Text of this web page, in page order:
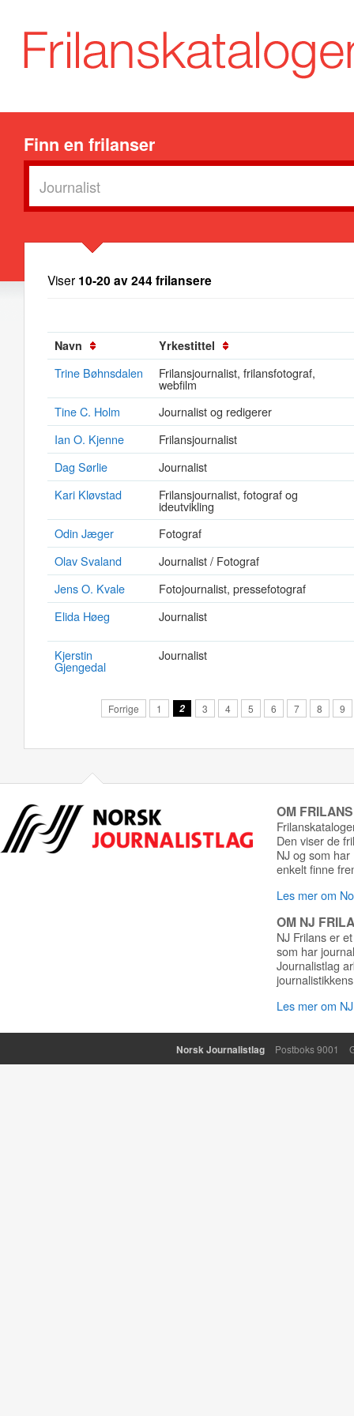
Finn en frilanser
Viser 10-20 av 244 frilansere
Navn Yrkestittel
Trine Bøhnsdalen Frilansjournalist, frilansfotograf,
webfilm
Tine C. Holm
Journalist og redigerer
Ian O. Kjenne
Frilansjournalist
Dag Sørlie
Journalist
Kari Kløvstad
Frilansjournalist, fotograf og
ideutvikling
Odin Jæger
Fotograf
Olav Svaland
Journalist / Fotograf
Jens O. Kvale
Fotojournalist, pressefotograf
Elida Høeg
Journalist
Kjerstin
Gjengedal
Journalist
Forrige 1 2 3 4 5 6 7 8 9
OM
Den viser de
NJ og som
enkelt finne
Les mer om
OM NJ
NJ Frilans er
som har
Journalistlag
Les mer om
Norsk Journalistlag Postboks 9001